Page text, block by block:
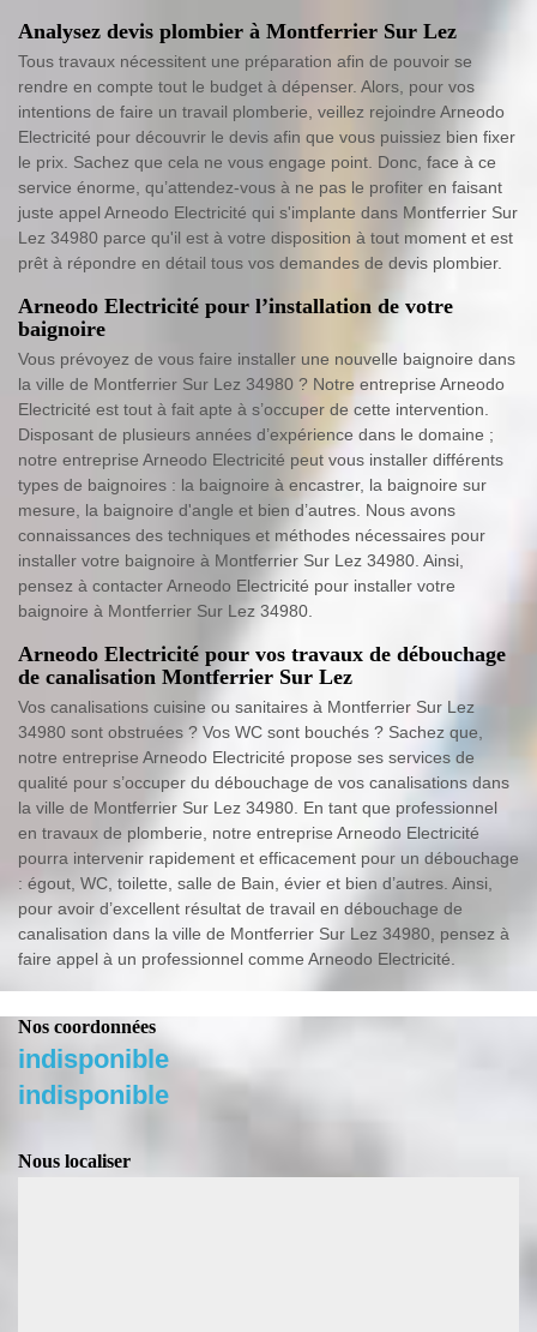
Analysez devis plombier à Montferrier Sur Lez
Tous travaux nécessitent une préparation afin de pouvoir se
rendre en compte tout le budget à dépenser. Alors, pour vos
intentions de faire un travail plomberie, veillez rejoindre Arneodo
Electricité pour découvrir le devis afin que vous puissiez bien fixer
le prix. Sachez que cela ne vous engage point. Donc, face à ce
service énorme, qu’attendez-vous à ne pas le profiter en faisant
juste appel Arneodo Electricité qui s'implante dans Montferrier Sur
Lez 34980 parce qu'il est à votre disposition à tout moment et est
prêt à répondre en détail tous vos demandes de devis plombier.
Arneodo Electricité pour l’installation de votre
baignoire
Vous prévoyez de vous faire installer une nouvelle baignoire dans
la ville de Montferrier Sur Lez 34980 ? Notre entreprise Arneodo
Electricité est tout à fait apte à s’occuper de cette intervention.
Disposant de plusieurs années d’expérience dans le domaine ;
notre entreprise Arneodo Electricité peut vous installer différents
types de baignoires : la baignoire à encastrer, la baignoire sur
mesure, la baignoire d'angle et bien d’autres. Nous avons
connaissances des techniques et méthodes nécessaires pour
installer votre baignoire à Montferrier Sur Lez 34980. Ainsi,
pensez à contacter Arneodo Electricité pour installer votre
baignoire à Montferrier Sur Lez 34980.
Arneodo Electricité pour vos travaux de débouchage
de canalisation Montferrier Sur Lez
Vos canalisations cuisine ou sanitaires à Montferrier Sur Lez
34980 sont obstruées ? Vos WC sont bouchés ? Sachez que,
notre entreprise Arneodo Electricité propose ses services de
qualité pour s’occuper du débouchage de vos canalisations dans
la ville de Montferrier Sur Lez 34980. En tant que professionnel
en travaux de plomberie, notre entreprise Arneodo Electricité
pourra intervenir rapidement et efficacement pour un débouchage
: égout, WC, toilette, salle de Bain, évier et bien d’autres. Ainsi,
pour avoir d’excellent résultat de travail en débouchage de
canalisation dans la ville de Montferrier Sur Lez 34980, pensez à
faire appel à un professionnel comme Arneodo Electricité.
Nos coordonnées
indisponible
indisponible
Nous localiser